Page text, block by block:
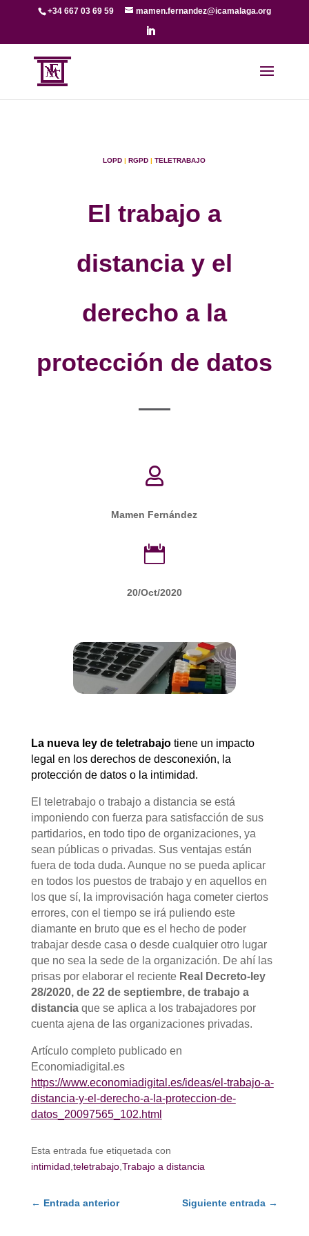
+34 667 03 69 59 mamen.fernandez@icamalaga.org
LOPD |RGPD |TELETRABAJO
El trabajo a
distancia y el
derecho a la
protección de datos

Mamen Fernández

20/Oct/2020
La nueva ley de teletrabajotiene un impacto
legal en los derechos de desconexión, la
protección de datos o la intimidad.
El teletrabajo o trabajo a distancia se está
imponiendo con fuerza para satisfacción de sus
partidarios, en todo tipo de organizaciones, ya
sean públicas o privadas. Sus ventajas están
fuera de toda duda. Aunque no se pueda aplicar
en todos los puestos de trabajo y en aquellos en
los que sí, la improvisación haga cometer ciertos
errores, con el tiempo se irá puliendo este
diamante en bruto que es el hecho de poder
trabajar desde casa o desde cualquier otro lugar
que no sea la sede de la organización. De ahí las
prisas por elaborar el reciente Real Decreto-ley
28/2020, de 22 de septiembre, de trabajo a
distancia que se aplica a los trabajadores por
cuenta ajena de las organizaciones privadas.
Artículo completo publicado en
Economiadigital.es
https://www.economiadigital.es/ideas/el-trabajo-a-
distancia-y-el-derecho-a-la-proteccion-de-
datos_20097565_102.html
Esta entrada fue etiquetada con
intimidad teletrabajo, Trabajo a distancia
← Entrada anterior Siguiente entrada →